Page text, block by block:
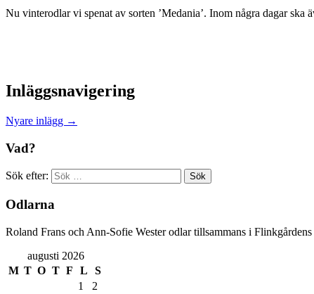
Nu vinterodlar vi spenat av sorten ’Medania’. Inom några dagar ska
Inläggsnavigering
Nyare inlägg →
Vad?
Sök efter:
Odlarna
Roland Frans och Ann-Sofie Wester odlar tillsammans i
augusti 2026
M T O T F L
S
1
2